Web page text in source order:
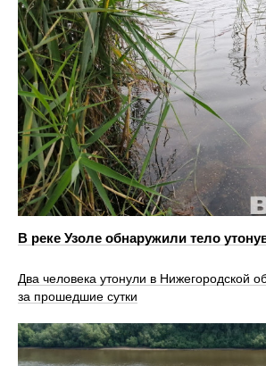
В реке Узоле обнаружили тело
Два человека утонули в Нижегородской
за прошедшие сутки